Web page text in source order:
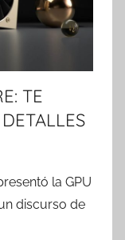
TE
la GPU
discurso de